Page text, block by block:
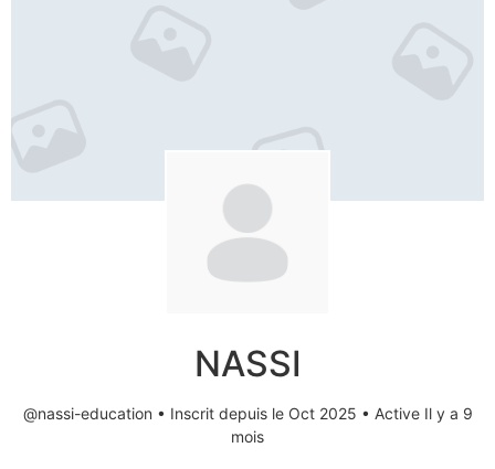
NASSI
@nassi-education • Inscrit depuis le Oct 2025 • Active Il y a 9
mois